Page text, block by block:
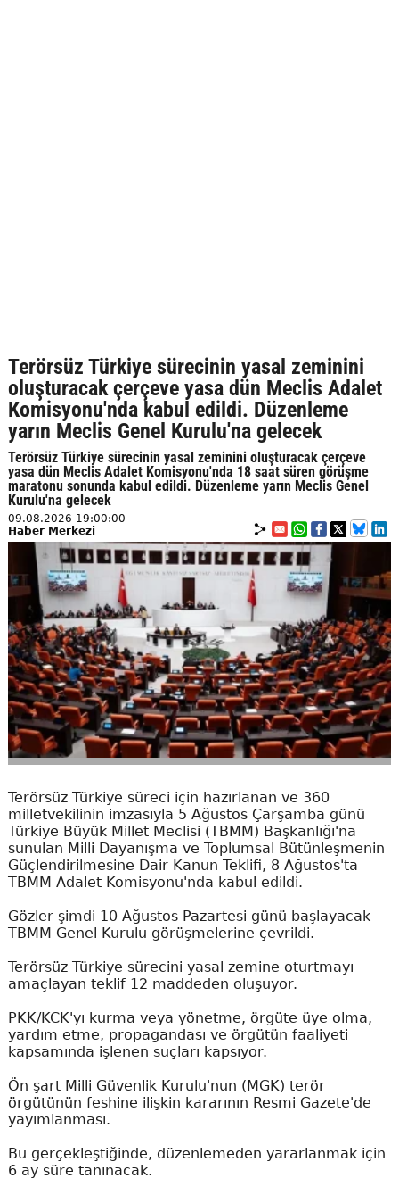
Terörsüz Türkiye sürecinin yasal zeminini
oluşturacak çerçeve yasa dün Meclis Adalet
Komisyonu'nda kabul edildi. Düzenleme
yarın Meclis Genel Kurulu'na gelecek
Terörsüz Türkiye sürecinin yasal zeminini oluşturacak çerçeve
yasa dün Meclis Adalet Komisyonu'nda 18 saat süren görüşme
maratonu sonunda kabul edildi. Düzenleme yarın Meclis Genel
Kurulu'na gelecek
09.08.2026 19:00:00
Haber Merkezi
Terörsüz Türkiye süreci için hazırlanan ve 360
milletvekilinin imzasıyla 5 Ağustos Çarşamba günü
Türkiye Büyük Millet Meclisi (TBMM) Başkanlığı'na
sunulan Milli Dayanışma ve Toplumsal Bütünleşmenin
Güçlendirilmesine Dair Kanun Teklifi, 8 Ağustos'ta
TBMM Adalet Komisyonu'nda kabul edildi.
Gözler şimdi 10 Ağustos Pazartesi günü başlayacak
TBMM Genel Kurulu görüşmelerine çevrildi.
Terörsüz Türkiye sürecini yasal zemine oturtmayı
amaçlayan teklif 12 maddeden oluşuyor.
PKK/KCK'yı kurma veya yönetme, örgüte üye olma,
yardım etme, propagandası ve örgütün faaliyeti
kapsamında işlenen suçları kapsıyor.
Ön şart Milli Güvenlik Kurulu'nun (MGK) terör
örgütünün feshine ilişkin kararının Resmi Gazete'de
yayımlanması.
Bu gerçekleştiğinde, düzenlemeden yararlanmak için
6 ay süre tanınacak.